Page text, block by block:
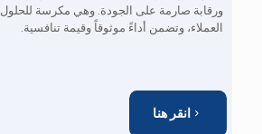
ورقابة صارمة على الجودة. وهي مكرسة
العملاء، وتضمن أداءً موثوقاً وقيمة تنافسية.
انقر هنا